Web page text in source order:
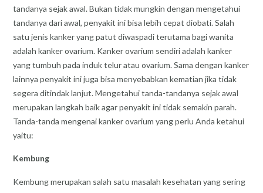
tandanya sejak awal. Bukan tidak mungkin dengan mengetahui
tandanya dari awal, penyakit ini bisa lebih cepat diobati. Salah
satu jenis kanker yang patut diwaspadi terutama bagi wanita
adalah kanker ovarium. Kanker ovarium sendiri adalah kanker
yang tumbuh pada induk telur atau ovarium. Sama dengan kanker
lainnya penyakit ini juga bisa menyebabkan kematian jika tidak
segera ditindak lanjut. Mengetahui tanda-tandanya sejak awal
merupakan langkah baik agar penyakit ini tidak semakin parah.
Tanda-tanda mengenai kanker ovarium yang perlu Anda ketahui
yaitu:
Kembung
Kembung merupakan salah satu masalah kesehatan yang sering